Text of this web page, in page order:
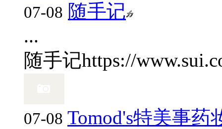
07-08 随手记
...
随手记https://
07-08 Tomod's特美事药